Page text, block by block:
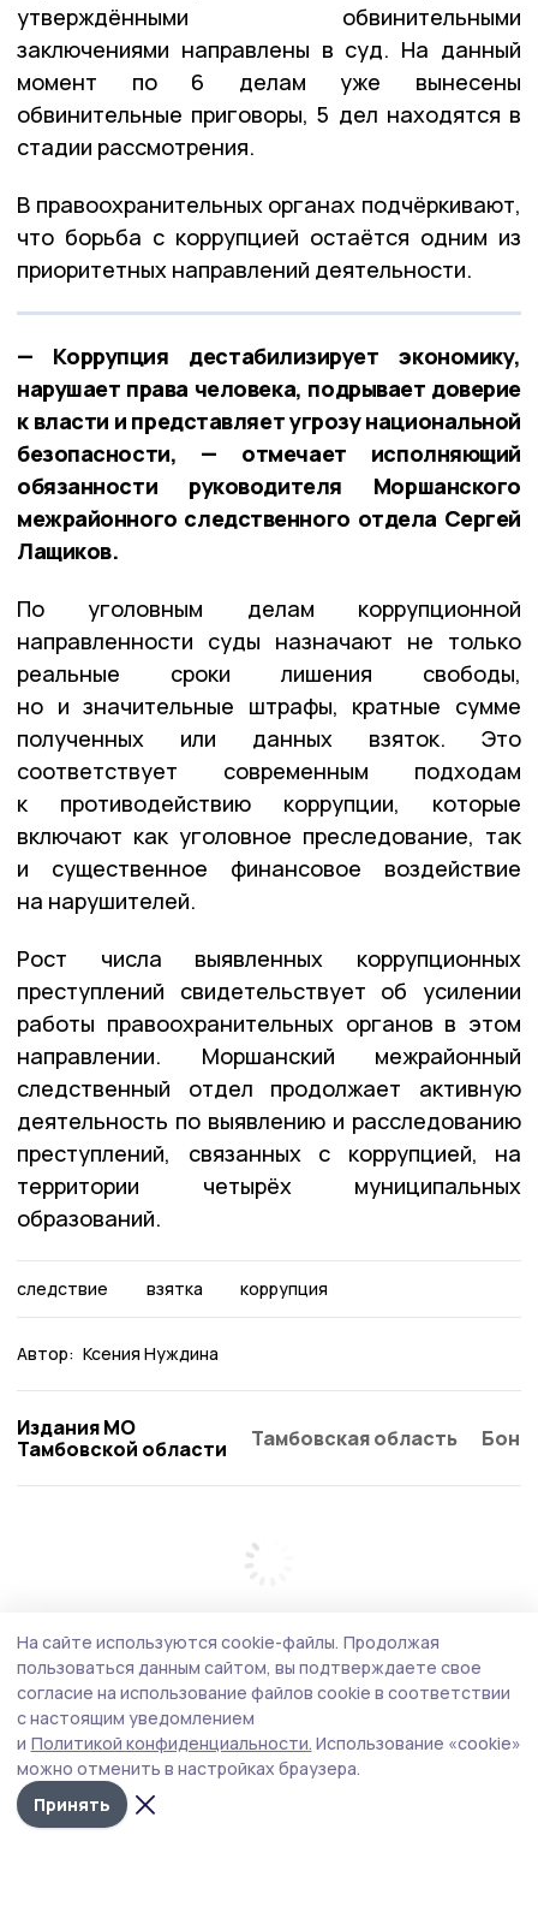
утверждёнными обвинительными
заключениями направлены в суд. На данный
момент по 6 делам уже вынесены
обвинительные приговоры, 5 дел находятся в
стадии рассмотрения.
В правоохранительных органах подчёркивают,
что борьба с коррупцией остаётся одним из
приоритетных направлений деятельности.
— Коррупция дестабилизирует экономику,
нарушает права человека, подрывает доверие
к власти и представляет угрозу национальной
безопасности, — отмечает исполняющий
обязанности руководителя Моршанского
межрайонного следственного отдела Сергей
Лащиков.
По уголовным делам коррупционной
направленности суды назначают не только
реальные сроки лишения свободы,
но и значительные штрафы, кратные сумме
полученных или данных взяток. Это
соответствует современным подходам
к противодействию коррупции, которые
включают как уголовное преследование, так
и существенное финансовое воздействие
на нарушителей.
Рост числа выявленных коррупционных
преступлений свидетельствует об усилении
работы правоохранительных органов в этом
направлении. Моршанский межрайонный
следственный отдел продолжает активную
деятельность по выявлению и расследованию
преступлений, связанных с коррупцией, на
территории четырёх муниципальных
образований.
следствие взятка коррупция
Автор: Ксения Нуждина
Издания МО
Тамбовской области
Тамбовская область
На сайте используются cookie-файлы. Продолжая
пользоваться данным сайтом, вы подтверждаете свое
согласие на использование файлов cookie в соответствии
с настоящим уведомлением
и Политикой конфиденциальности. Использование «cookie»
можно отменить в настройках браузера.
Принять